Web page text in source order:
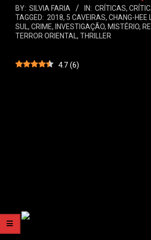
BY: SILVIA FARIA IN: CRÍTICAS,
TAGGED: 2018, 5 CAVEIRAS, CHANG-HEE
SUL, CRIME, INVESTIGAÇÃO, MISTÉRIO,
TERROR ORIENTAL, THRILLER
4.7 (6)